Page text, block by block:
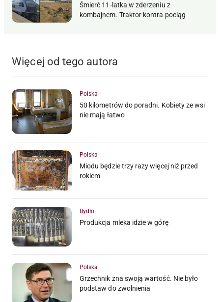
Śmierć 11-latka w zderzeniu z
kombajnem. Traktor kontra pociąg
Więcej od tego autora
Polska
50 kilometrów do poradni. Kobiety ze wsi
nie mają łatwo
Polska
Miodu będzie trzy razy więcej niż przed
rokiem
Bydło
Produkcja mleka idzie w górę
Polska
Grzechnik zna swoją wartość. Nie było
podstaw do zwolnienia